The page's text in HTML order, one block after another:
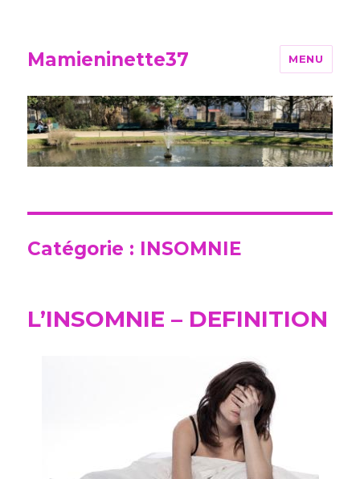
Mamieninette37 MENU
Catégorie : INSOMNIE
L’INSOMNIE – DEFINITION